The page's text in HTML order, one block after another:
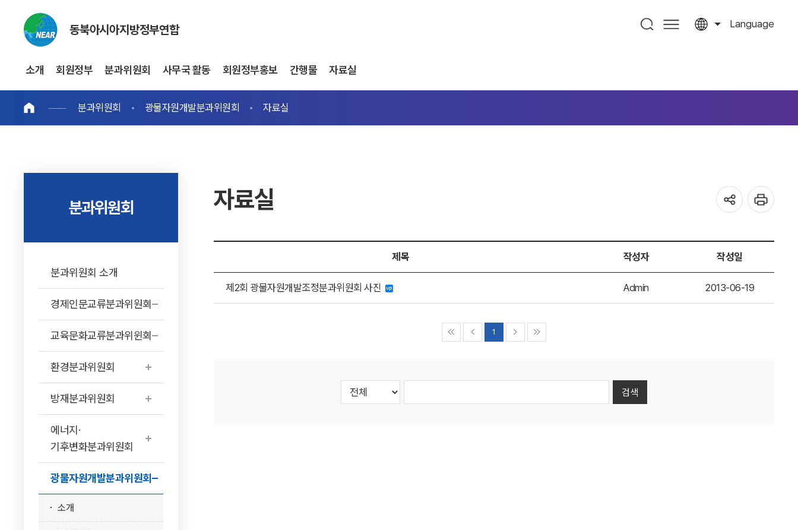
동북아시아지방정부연합 Language
소개 회원정부 분과위원회 사무국 활동 회원정부홍보 간행물 자료실
분과위원회 광물자원개발분과위원회 자료실
분과위원회
분과위원회 소개
경제인문교류분과위원회
교육문화교류분과위윈회
환경분과위원회
방재분과위원회
에너지·
기후변화분과위원회
광물자원개발분과위원회
소개
자료실
제목 작성자 작성일
제2회 광물자원개발조정분과위원회 사진 Admin 2013-06-19
1
검색